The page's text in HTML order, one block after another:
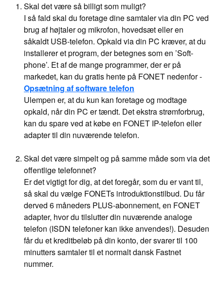
Skal det være så billigt som muligt?
I så fald skal du foretage dine samtaler via din PC ved
brug af højtaler og mikrofon, hovedsæt eller en
såkaldt USB-telefon. Opkald via din PC kræver, at du
installerer et program, der betegnes som en ’Soft-
phone’. Et af de mange programmer, der er på
markedet, kan du gratis hente på FONET nedenfor -
Opsætning af software telefon
Ulempen er, at du kun kan foretage og modtage
opkald, når din PC er tændt. Det ekstra strømforbrug,
kan du spare ved at købe en FONET IP-telefon eller
adapter til din nuværende telefon.
Skal det være simpelt og på samme måde som via det
offentlige telefonnet?
Er det vigtigt for dig, at det foregår, som du er vant til,
så skal du vælge FONETs introduktionstilbud. Du får
derved 6 måneders PLUS-abonnement, en FONET
adapter, hvor du tilslutter din nuværende analoge
telefon (ISDN telefoner kan ikke anvendes!). Desuden
får du et kreditbeløb på din konto, der svarer til 100
minutters samtaler til et normalt dansk Fastnet
nummer.